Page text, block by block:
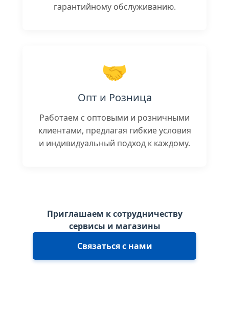
гарантийному обслуживанию.
🤝
Опт и Розница
Работаем с оптовыми и розничными
клиентами, предлагая гибкие условия
и индивидуальный подход к каждому.
Приглашаем к сотрудничеству
сервисы и магазины
Связаться с нами